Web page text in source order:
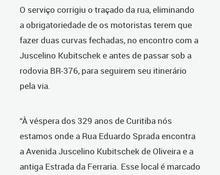
O serviço corrigiu o traçado da rua, eliminando
a obrigatoriedade de os motoristas terem que
fazer duas curvas fechadas, no encontro com a
Juscelino Kubitschek e antes de passar sob a
rodovia BR-376, para seguirem seu itinerário
pela via.
“À véspera dos 329 anos de Curitiba nós
estamos onde a Rua Eduardo Sprada encontra
a Avenida Juscelino Kubitschek de Oliveira e a
antiga Estrada da Ferraria. Esse local é marcado